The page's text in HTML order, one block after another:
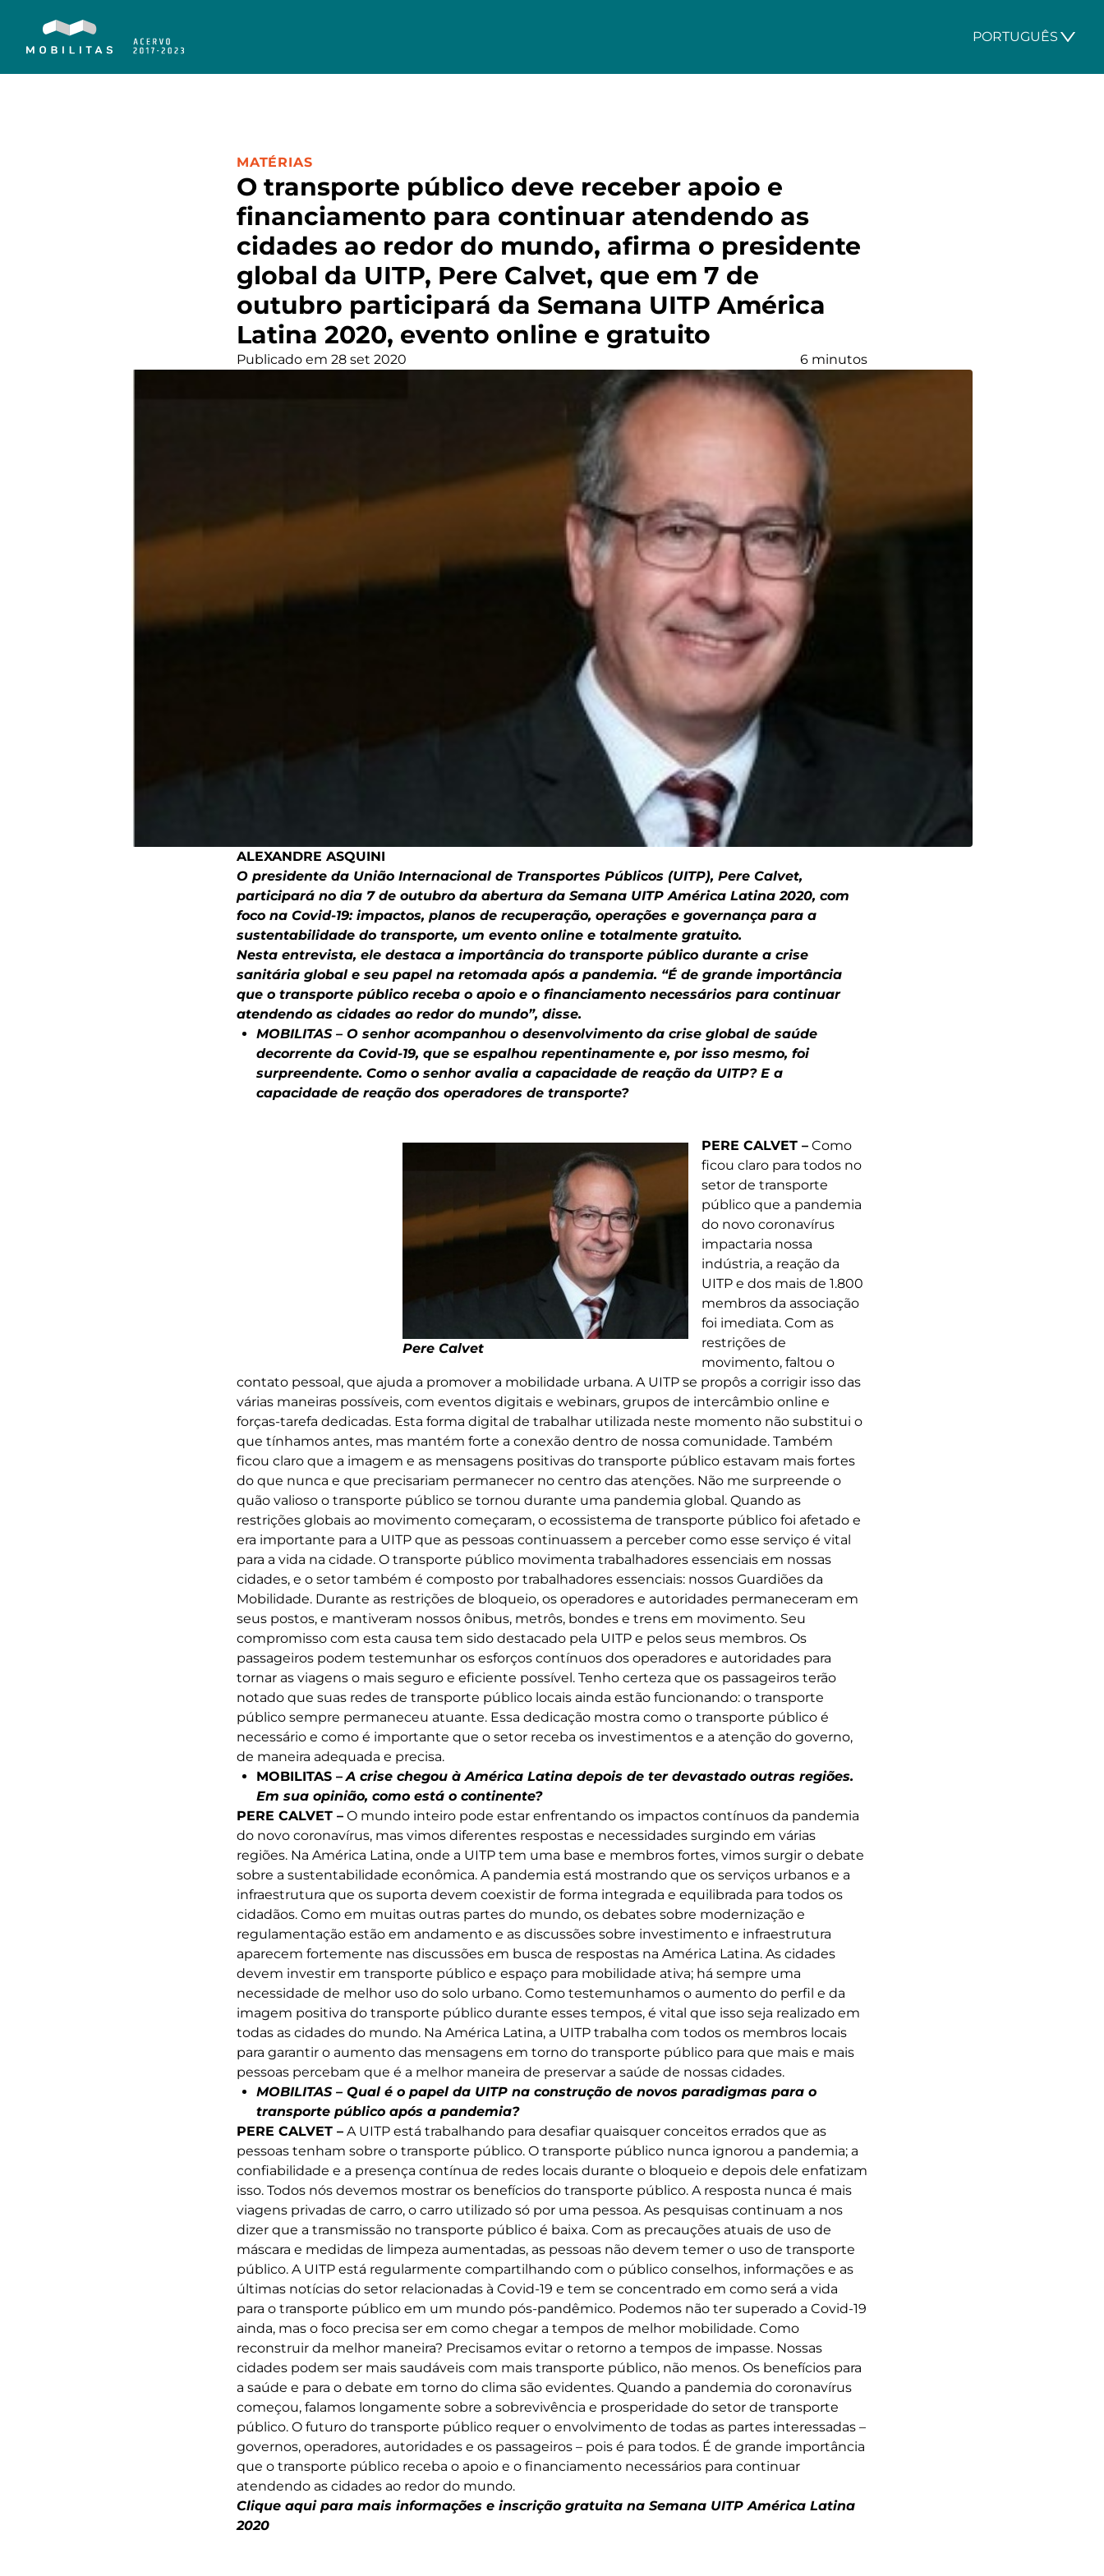
PORTUGUÊS
O transporte público deve receber apoio e
financiamento para continuar atendendo as
cidades ao redor do mundo, afirma o presidente
global da UITP, Pere Calvet, que em 7 de
outubro participará da Semana UITP América
Latina 2020, evento online e gratuito
CATEGORIA:
MATÉRIAS
Publicado em 28 set 2020 6 minutos
ALEXANDRE ASQUINI
O presidente da União Internacional de Transportes Públicos (UITP), Pere Calvet,
participará no dia 7 de outubro da abertura da Semana UITP América Latina 2020, com
foco na Covid-19: impactos, planos de recuperação, operações e governança para a
sustentabilidade do transporte, um evento online e totalmente gratuito.
Nesta entrevista, ele destaca a importância do transporte público durante a crise
sanitária global e seu papel na retomada após a pandemia. “É de grande importância
que o transporte público receba o apoio e o financiamento necessários para continuar
atendendo as cidades ao redor do mundo”, disse.
MOBILITAS – O senhor acompanhou o desenvolvimento da crise global de saúde
decorrente da Covid-19, que se espalhou repentinamente e, por isso mesmo, foi
surpreendente. Como o senhor avalia a capacidade de reação da UITP? E a
capacidade de reação dos operadores de transporte?
Pere Calvet
PERE CALVET – Como
ficou claro para todos no
setor de transporte
público que a pandemia
do novo coronavírus
impactaria nossa
indústria, a reação da
UITP e dos mais de 1.800
membros da associação
foi imediata. Com as
restrições de
movimento, faltou o
contato pessoal, que ajuda a promover a mobilidade urbana. A UITP se propôs a corrigir isso das
várias maneiras possíveis, com eventos digitais e webinars, grupos de intercâmbio online e
forças-tarefa dedicadas. Esta forma digital de trabalhar utilizada neste momento não substitui o
que tínhamos antes, mas mantém forte a conexão dentro de nossa comunidade. Também
ficou claro que a imagem e as mensagens positivas do transporte público estavam mais fortes
do que nunca e que precisariam permanecer no centro das atenções. Não me surpreende o
quão valioso o transporte público se tornou durante uma pandemia global. Quando as
restrições globais ao movimento começaram, o ecossistema de transporte público foi afetado e
era importante para a UITP que as pessoas continuassem a perceber como esse serviço é vital
para a vida na cidade. O transporte público movimenta trabalhadores essenciais em nossas
cidades, e o setor também é composto por trabalhadores essenciais: nossos Guardiões da
Mobilidade. Durante as restrições de bloqueio, os operadores e autoridades permaneceram em
seus postos, e mantiveram nossos ônibus, metrôs, bondes e trens em movimento. Seu
compromisso com esta causa tem sido destacado pela UITP e pelos seus membros. Os
passageiros podem testemunhar os esforços contínuos dos operadores e autoridades para
tornar as viagens o mais seguro e eficiente possível. Tenho certeza que os passageiros terão
notado que suas redes de transporte público locais ainda estão funcionando: o transporte
público sempre permaneceu atuante. Essa dedicação mostra como o transporte público é
necessário e como é importante que o setor receba os investimentos e a atenção do governo,
de maneira adequada e precisa.
MOBILITAS – A crise chegou à América Latina depois de ter devastado outras regiões.
Em sua opinião, como está o continente?
PERE CALVET – O mundo inteiro pode estar enfrentando os impactos contínuos da pandemia
do novo coronavírus, mas vimos diferentes respostas e necessidades surgindo em várias
regiões. Na América Latina, onde a UITP tem uma base e membros fortes, vimos surgir o debate
sobre a sustentabilidade econômica. A pandemia está mostrando que os serviços urbanos e a
infraestrutura que os suporta devem coexistir de forma integrada e equilibrada para todos os
cidadãos. Como em muitas outras partes do mundo, os debates sobre modernização e
regulamentação estão em andamento e as discussões sobre investimento e infraestrutura
aparecem fortemente nas discussões em busca de respostas na América Latina. As cidades
devem investir em transporte público e espaço para mobilidade ativa; há sempre uma
necessidade de melhor uso do solo urbano. Como testemunhamos o aumento do perfil e da
imagem positiva do transporte público durante esses tempos, é vital que isso seja realizado em
todas as cidades do mundo. Na América Latina, a UITP trabalha com todos os membros locais
para garantir o aumento das mensagens em torno do transporte público para que mais e mais
pessoas percebam que é a melhor maneira de preservar a saúde de nossas cidades.
MOBILITAS – Qual é o papel da UITP na construção de novos paradigmas para o
transporte público após a pandemia?
PERE CALVET – A UITP está trabalhando para desafiar quaisquer conceitos errados que as
pessoas tenham sobre o transporte público. O transporte público nunca ignorou a pandemia; a
confiabilidade e a presença contínua de redes locais durante o bloqueio e depois dele enfatizam
isso. Todos nós devemos mostrar os benefícios do transporte público. A resposta nunca é mais
viagens privadas de carro, o carro utilizado só por uma pessoa. As pesquisas continuam a nos
dizer que a transmissão no transporte público é baixa. Com as precauções atuais de uso de
máscara e medidas de limpeza aumentadas, as pessoas não devem temer o uso de transporte
público. A UITP está regularmente compartilhando com o público conselhos, informações e as
últimas notícias do setor relacionadas à Covid-19 e tem se concentrado em como será a vida
para o transporte público em um mundo pós-pandêmico. Podemos não ter superado a Covid-19
ainda, mas o foco precisa ser em como chegar a tempos de melhor mobilidade. Como
reconstruir da melhor maneira? Precisamos evitar o retorno a tempos de impasse. Nossas
cidades podem ser mais saudáveis ​​com mais transporte público, não menos. Os benefícios para
a saúde e para o debate em torno do clima são evidentes. Quando a pandemia do coronavírus
começou, falamos longamente sobre a sobrevivência e prosperidade do setor de transporte
público. O futuro do transporte público requer o envolvimento de todas as partes interessadas –
governos, operadores, autoridades e os passageiros – pois é para todos. É de grande importância
que o transporte público receba o apoio e o financiamento necessários para continuar
atendendo as cidades ao redor do mundo.
Clique aqui para mais informações e inscrição gratuita na Semana UITP América Latina
2020